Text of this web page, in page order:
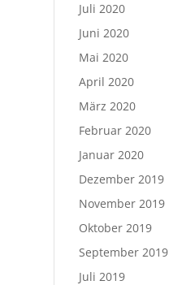
Juli 2020
Juni 2020
Mai 2020
April 2020
März 2020
Februar 2020
Januar 2020
Dezember 2019
November 2019
Oktober 2019
September 2019
Juli 2019